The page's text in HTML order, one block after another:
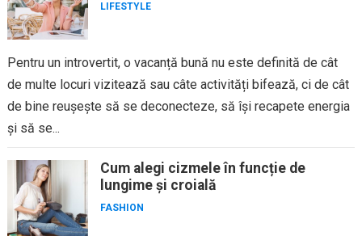
LIFESTYLE
Pentru un introvertit, o vacanță bună nu este definită de cât
de multe locuri vizitează sau câte activități bifează, ci de cât
de bine reușește să se deconecteze, să își recapete energia
și să se...
Cum alegi cizmele în funcție de
lungime și croială
FASHION